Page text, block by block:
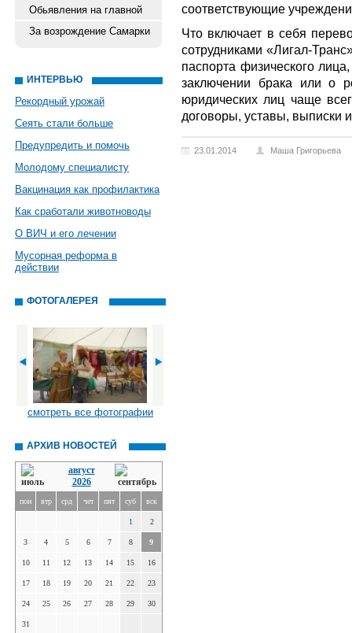
Обьявления на главной
За возрождение Самарки
ИНТЕРВЬЮ
Рекордный урожай
Сеять стали больше
Предупредить и помочь
Молодому специалисту
Вакцинация как профилактика
Как сработали животноводы
О ВИЧ и его лечении
Мусорная реформа в
действии
ФОТОГАЛЕРЕЯ
смотреть все фотографии
АРХИВ НОВОСТЕЙ
август
2026
пон втр срд чет пят суб вск
1 2
3 4 5 6 7 8 9
10 11 12 13 14 15 16
17 18 19 20 21 22 23
24 25 26 27 28 29 30
31
соответствующие
Что включает в себя
сотрудниками «Лигал-
паспорта физического
заключении брака или о
юридических лиц чаще
договоры, уставы, выписки
23.01.2014 Маша Григорьева